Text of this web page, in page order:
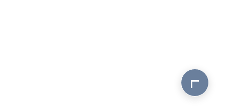
Venus with Cat（Green ）
ページ最上